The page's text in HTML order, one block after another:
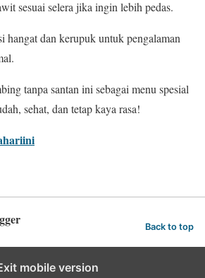
sesuai selera jika ingin lebih pedas.
hangat dan kerupuk untuk pengalaman
tanpa santan ini sebagai menu spesial
sehat, dan tetap kaya rasa!
Back to top
mobile version